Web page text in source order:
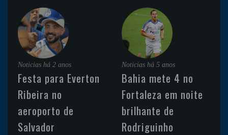
Noticias há 2 anos
Festa para Everton
Ribeira no
aeroporto de
Salvador
Noticias há 5 anos
Bahia mete 4 no
Fortaleza em noite
brilhante de
Rodriguinho